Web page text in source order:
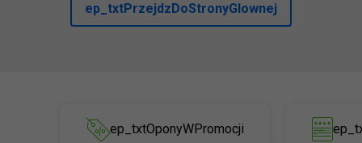
ep_txtPrzejdzDoStronyGlownej
ep_txtOponyWPromocji